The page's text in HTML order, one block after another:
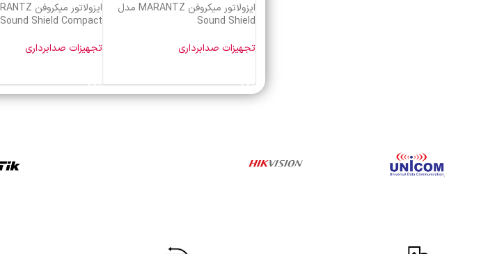
ایزولاتور میکروفن MARANTZ مدل
Sound Shield
تجهیزات صدابرداری
Sound Shield Compact
تجهیزات صدابرداری